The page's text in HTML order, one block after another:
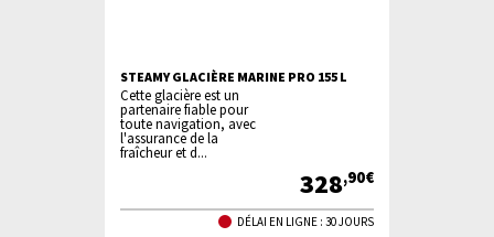
STEAMY GLACIÈRE MARINE PRO 155 L
Cette glacière est un
partenaire fiable pour
toute navigation, avec
l'assurance de la
fraîcheur et d...
328,90€
DÉLAI EN LIGNE : 30 JOURS